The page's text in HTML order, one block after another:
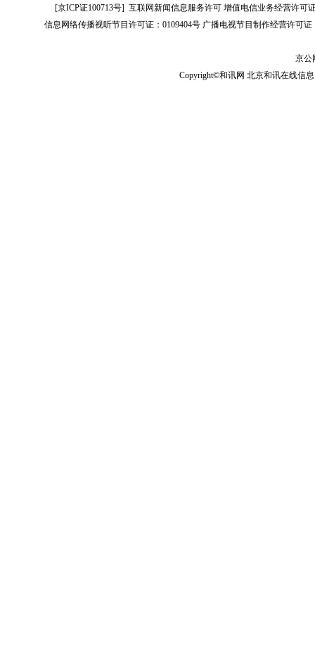
[京ICP证100713号]互联网新闻信息服务许可 增值电信业务经营许可
信息网络传播视听节目许可证：0109404号 广播电视节目制作经营许可证
京公
Copyright©和讯网 北京和讯在线信